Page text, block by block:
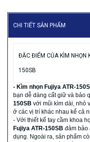
CHI TIẾT SẢN PHẨM
ĐẶC ĐIỂM CỦA KÌM NHỌN
150SB
- Kìm nhọn Fujiya ATR-
bạn dễ dàng cất giữ và bảo
150SB với mũi kìm dài, nhỏ
ở các vị trí khác nhau kể cả
- Với thiết kế tay cầm khoa
Fujiya ATR-150SB đảm bảo
dụng. Ngoài ra, sản phẩm